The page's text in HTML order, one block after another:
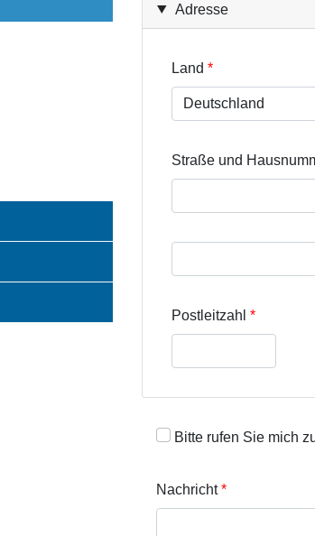
Adresse
Land
Straße und
Postleitzahl
Bitte rufen Sie mich
Nachricht